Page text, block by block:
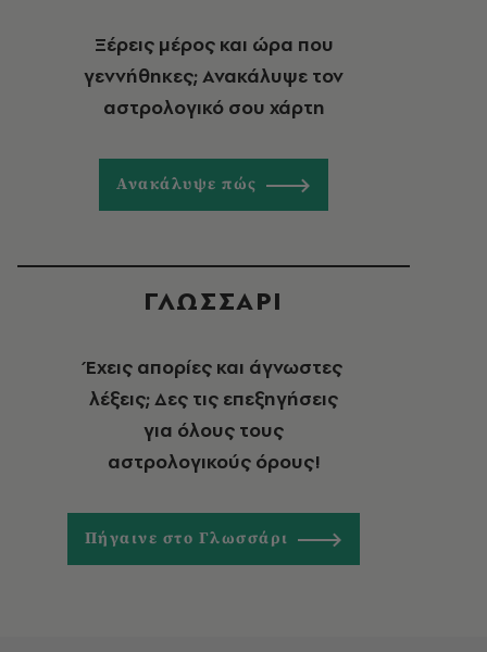
Ξέρεις μέρος και ώρα που
γεννήθηκες; Ανακάλυψε τον
αστρολογικό σου χάρτη
Ανακάλυψε πώς
ΓΛΩΣΣΑΡΙ
Έχεις απορίες και άγνωστες
λέξεις; Δες τις επεξηγήσεις
για όλους τους
αστρολογικούς όρους!
Πήγαινε στο Γλωσσάρι